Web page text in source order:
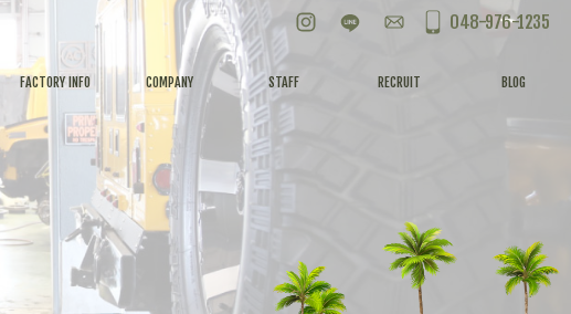
お問い合わせ
048-976-1235
FACTORY INFO COMPANY STAFF RECRUIT BLOG